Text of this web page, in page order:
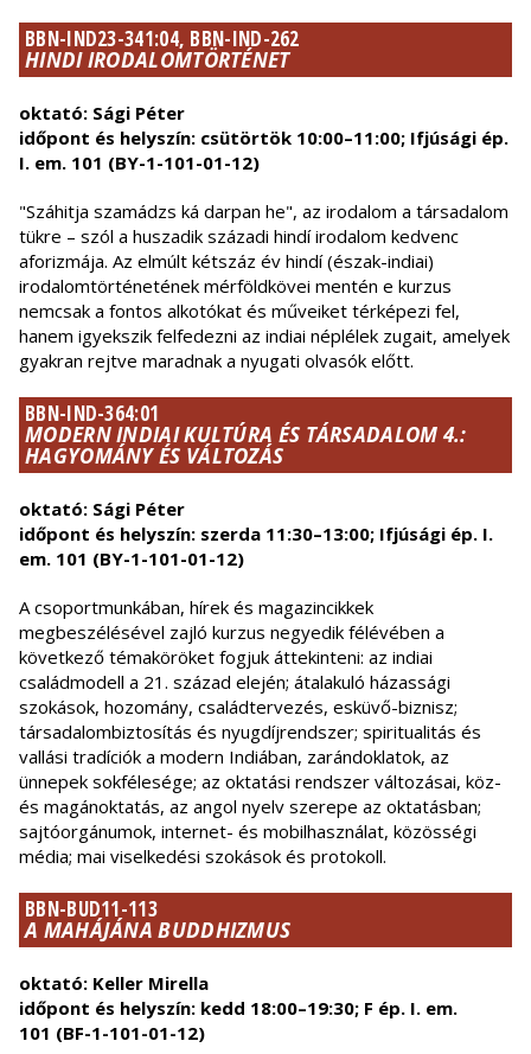
BBN-IND23-341:04, BBN-IND-262
HINDI IRODALOMTÖRTÉNET
oktató: Sági Péter
időpont és helyszín: csütörtök 10:00–11:00; Ifjúsági ép.
I. em. 101 (BY-1-101-01-12)
"Száhitja szamádzs ká darpan he", az irodalom a társadalom
tükre – szól a huszadik századi hindí irodalom kedvenc
aforizmája. Az elmúlt kétszáz év hindí (észak-indiai)
irodalomtörténetének mérföldkövei mentén e kurzus
nemcsak a fontos alkotókat és műveiket térképezi fel,
hanem igyekszik felfedezni az indiai néplélek zugait, amelyek
gyakran rejtve maradnak a nyugati olvasók előtt.
BBN-IND-364:01
MODERN INDIAI KULTÚRA ÉS TÁRSADALOM 4.:
HAGYOMÁNY ÉS VÁLTOZÁS
oktató: Sági Péter
időpont és helyszín: szerda 11:30–13:00; Ifjúsági ép. I.
em. 101 (BY-1-101-01-12)
A csoportmunkában, hírek és magazincikkek
megbeszélésével zajló kurzus negyedik félévében a
következő témaköröket fogjuk áttekinteni: az indiai
családmodell a 21. század elején; átalakuló házassági
szokások, hozomány, családtervezés, esküvő-biznisz;
társadalombiztosítás és nyugdíjrendszer; spiritualitás és
vallási tradíciók a modern Indiában, zarándoklatok, az
ünnepek sokfélesége; az oktatási rendszer változásai, köz-
és magánoktatás, az angol nyelv szerepe az oktatásban;
sajtóorgánumok, internet- és mobilhasználat, közösségi
média; mai viselkedési szokások és protokoll.
BBN-BUD11-113
A MAHÁJÁNA BUDDHIZMUS
oktató: Keller Mirella
időpont és helyszín: kedd 18:00–19:30; F ép. I. em.
101 (BF-1-101-01-12)